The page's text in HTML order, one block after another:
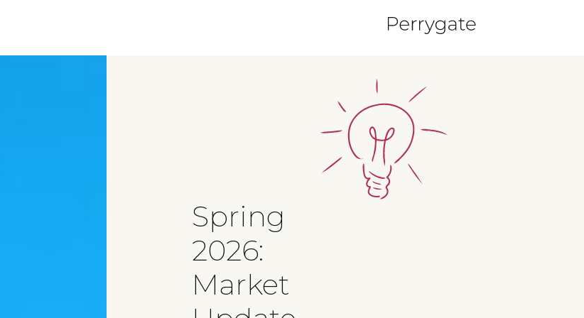
Spring
2026:
Market